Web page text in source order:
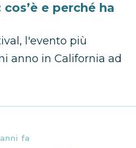
e perché ha
l'evento più
anno in California ad
fa